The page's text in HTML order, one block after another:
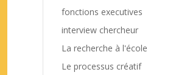
fonctions executives
interview chercheur
La recherche à l'école
Le processus créatif